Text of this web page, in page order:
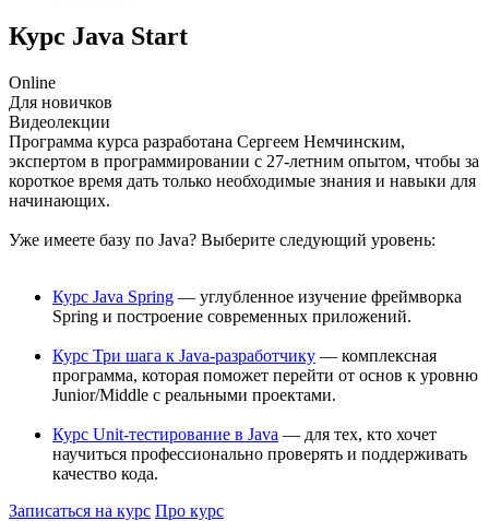
Курс Java Start
Online
Для новичков
Видеолекции
Программа курса разработана Сергеем Немчинским,
экспертом в программировании с 27-летним опытом, чтобы за
короткое время дать только необходимые знания и навыки для
начинающих.
Уже имеете базу по Java? Выберите следующий уровень:
Курс Java Spring — углубленное изучение фреймворка
Spring и построение современных приложений.
Курс Три шага к Java-разработчику — комплексная
программа, которая поможет перейти от основ к уровню
Junior/Middle с реальными проектами.
Курс Unit-тестирование в Java — для тех, кто хочет
научиться профессионально проверять и поддерживать
качество кода.
Записаться на курс Про курс